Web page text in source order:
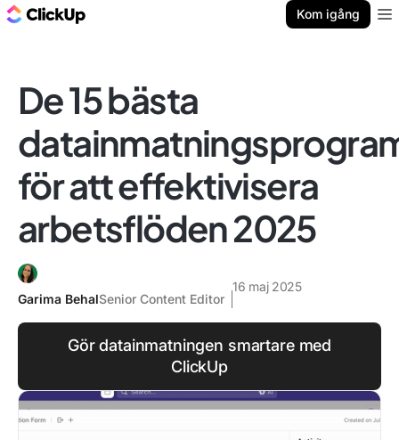
Kom igång
De 15 bästa
för att effektivisera
arbetsflöden 2025
Garima BehalSenior Content Editor
16 maj 2025
Gör datainmatningen smartare med
ClickUp